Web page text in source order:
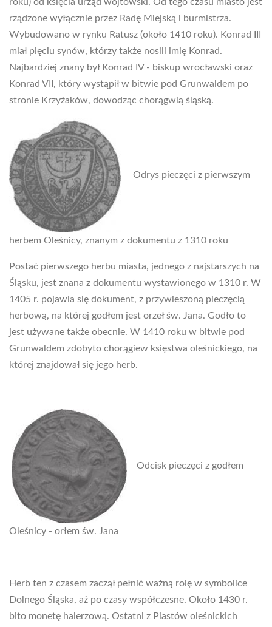
rządzone wyłącznie przez Radę Miejską i burmistrza.
Wybudowano w rynku Ratusz (około 1410 roku). Konrad III
miał pięciu synów, którzy także nosili imię Konrad.
Najbardziej znany był Konrad IV - biskup wrocławski oraz
Konrad VII, który wystąpił w bitwie pod Grunwaldem po
stronie Krzyżaków, dowodząc chorągwią śląską.
Odrys pieczęci z pierwszym
herbem Oleśnicy, znanym z dokumentu z 1310 roku
Postać pierwszego herbu miasta, jednego z najstarszych na
Śląsku, jest znana z dokumentu wystawionego w 1310 r. W
1405 r. pojawia się dokument, z przywieszoną pieczęcią
herbową, na której godłem jest orzeł św. Jana. Godło to
jest używane także obecnie. W 1410 roku w bitwie pod
Grunwaldem zdobyto chorągiew księstwa oleśnickiego, na
której znajdował się jego herb.
Odcisk pieczęci z godłem
Oleśnicy - orłem św. Jana
Herb ten z czasem zaczął pełnić ważną rolę w symbolice
Dolnego Śląska, aż po czasy współczesne. Około 1430 r.
bito monetę halerzową. Ostatni z Piastów oleśnickich